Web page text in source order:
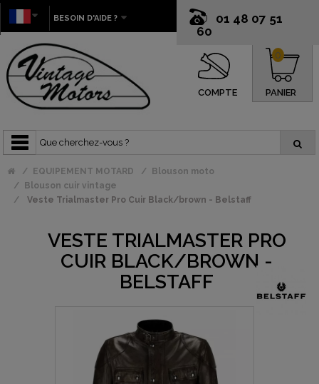
01 48 07 51
60
BESOIN D'AIDE ?
COMPTE PANIER
0
EQUIPEMENT MOTARD
Blouson moto
Blouson cuir vintage
Veste Trialmaster Pro Cuir Black/brown - Belstaff
VESTE TRIALMASTER PRO
CUIR BLACK/BROWN -
BELSTAFF